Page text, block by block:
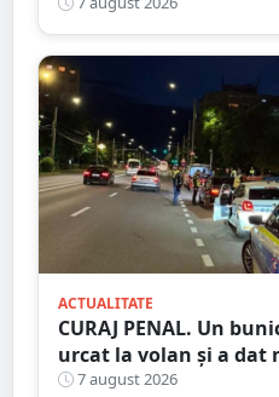
ACTUALITATE
CURAJ PENAL. Un
urcat la volan și a dat
Satu Mare
7 august 2026